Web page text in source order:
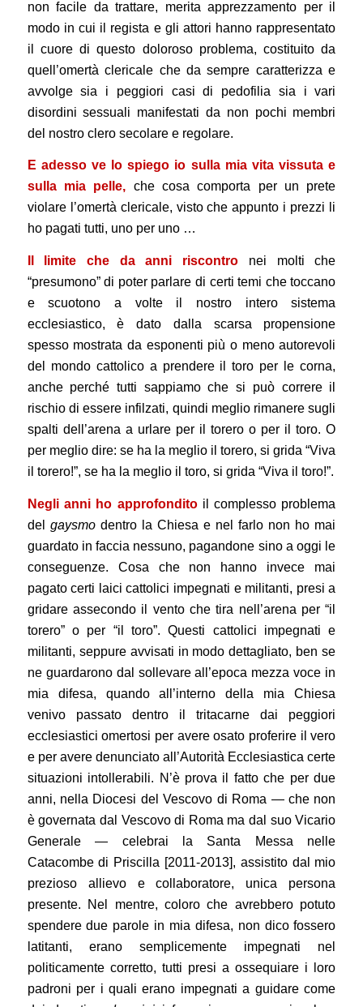
non facile da trattare, merita apprezzamento per il
modo in cui il regista e gli attori hanno rappresentato
il cuore di questo doloroso problema, costituito da
quell’omertà clericale che da sempre caratterizza e
avvolge sia i peggiori casi di pedofilia sia i vari
disordini sessuali manifestati da non pochi membri
del nostro clero secolare e regolare.
E adesso ve lo spiego io sulla mia vita vissuta e
sulla mia pelle, che cosa comporta per un prete
violare l’omertà clericale, visto che appunto i prezzi li
ho pagati tutti, uno per uno …
Il limite che da anni riscontro nei molti che
“presumono” di poter parlare di certi temi che toccano
e scuotono a volte il nostro intero sistema
ecclesiastico, è dato dalla scarsa propensione
spesso mostrata da esponenti più o meno autorevoli
del mondo cattolico a prendere il toro per le corna,
anche perché tutti sappiamo che si può correre il
rischio di essere infilzati, quindi meglio rimanere sugli
spalti dell’arena a urlare per il torero o per il toro. O
per meglio dire: se ha la meglio il torero, si grida “Viva
il torero!”, se ha la meglio il toro, si grida “Viva il toro!”.
Negli anni ho approfonditoil complesso problema
del gaysmodentro la Chiesa e nel farlo non ho mai
guardato in faccia nessuno, pagandone sino a oggi le
conseguenze. Cosa che non hanno invece mai
pagato certi laici cattolici impegnati e militanti, presi a
gridare assecondo il vento che tira nell’arena per “il
torero” o per “il toro”. Questi cattolici impegnati e
militanti, seppure avvisati in modo dettagliato, ben se
ne guardarono dal sollevare all’epoca mezza voce in
mia difesa, quando all’interno della mia Chiesa
venivo passato dentro il tritacarne dai peggiori
ecclesiastici omertosi per avere osato proferire il vero
e per avere denunciato all’Autorità Ecclesiastica certe
situazioni intollerabili. N’è prova il fatto che per due
anni, nella Diocesi del Vescovo di Roma — che non
è governata dal Vescovo di Roma ma dal suo Vicario
Generale — celebrai la Santa Messa nelle
Catacombe di Priscilla [2011-2013], assistito dal mio
prezioso allievo e collaboratore, unica persona
presente. Nel mentre, coloro che avrebbero potuto
spendere due parole in mia difesa, non dico fossero
latitanti, erano semplicemente impegnati nel
politicamente corretto, tutti presi a ossequiare i loro
padroni per i quali erano impegnati a guidare come